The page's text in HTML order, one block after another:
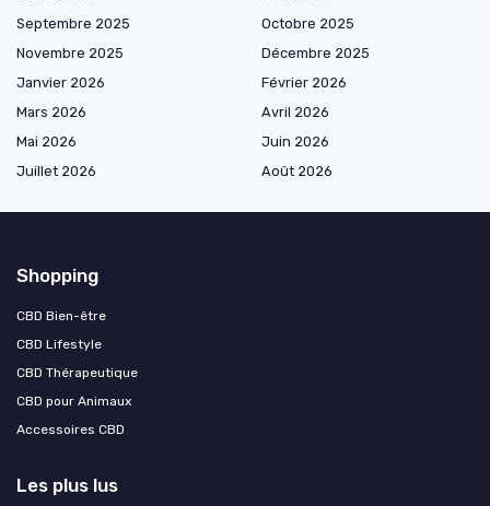
Septembre 2025
Octobre 2025
Novembre 2025
Décembre 2025
Janvier 2026
Février 2026
Mars 2026
Avril 2026
Mai 2026
Juin 2026
Juillet 2026
Août 2026
Shopping
CBD Bien-être
CBD Lifestyle
CBD Thérapeutique
CBD pour Animaux
Accessoires CBD
Les plus lus